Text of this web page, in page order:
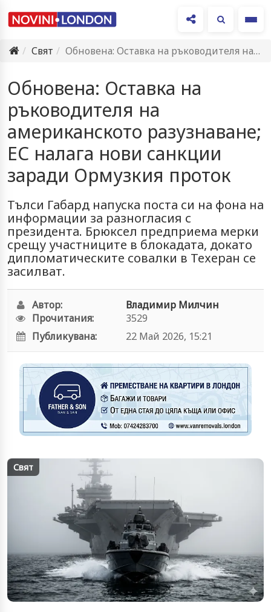
Свят
Обновена: Оставка на ръководителя на американското разузнаване; ЕС налага нови…
Обновена: Оставка на
ръководителя на
американското разузнаване;
ЕС налага нови санкции
заради Ормузкия проток
Тълси Габард напуска поста си на фона на
информации за разногласия с
президента. Брюксел предприема мерки
срещу участниците в блокадата, докато
дипломатическите совалки в Техеран се
засилват.
Автор:
Владимир Милчин
Прочитания:
3529
Публикувана:
22 Май 2026, 15:21
Свят